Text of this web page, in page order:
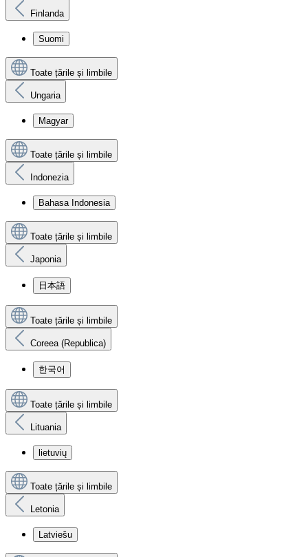
Finlanda
Suomi
Toate țările și limbile
Ungaria
Magyar
Toate țările și limbile
Indonezia
Bahasa Indonesia
Toate țările și limbile
Japonia
日本語
Toate țările și limbile
Coreea (Republica)
한국어
Toate țările și limbile
Lituania
lietuvių
Toate țările și limbile
Letonia
Latviešu